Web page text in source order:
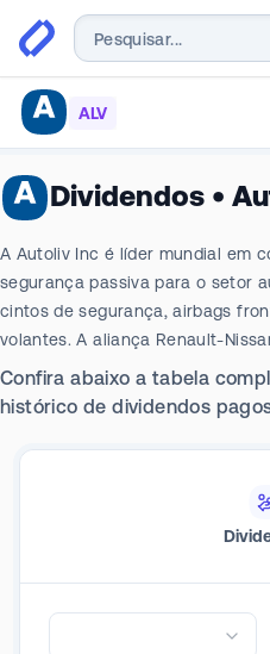
ALV
Dividendos •
A Autoliv Inc é líder mundial em
segurança passiva para o setor
cintos de segurança, airbags
volantes. A aliança Renault-
empresa, com Stellantis e
receita geográfica máxima para a
Confira abaixo a tabela
histórico de dividendos